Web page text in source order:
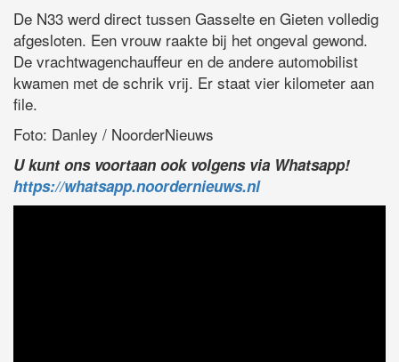
De N33 werd direct tussen Gasselte en Gieten volledig
afgesloten. Een vrouw raakte bij het ongeval gewond.
De vrachtwagenchauffeur en de andere automobilist
kwamen met de schrik vrij. Er staat vier kilometer aan
file.
Foto: Danley / NoorderNieuws
U kunt ons voortaan ook volgens via Whatsapp!
https://whatsapp.noordernieuws.nl